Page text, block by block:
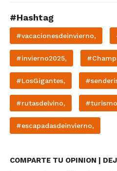
#Hashtag
#vacacionesdeinvierno,
#invierno2025,
#LosGigantes,
#rutasdelvino,
#escapadasdeinvierno,
COMPARTE TU OPINION |